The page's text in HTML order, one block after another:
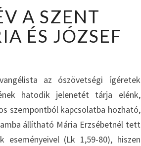
A SZENT
ÉS JÓZSEF
az ószövetségi ígéretek
hatodik jelenetét tárja elénk,
szempontból kapcsolatba hozható,
állítható Mária Erzsébetnél tett
eseményeivel (Lk 1,59-80), hiszen